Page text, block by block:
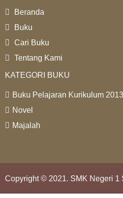
Beranda
Buku
Cari Buku
Tentang Kami
KATEGORI BUKU
Buku Pelajaran Kurikulum 2013
Novel
Majalah
Copyright © 2021. SMK Negeri 1